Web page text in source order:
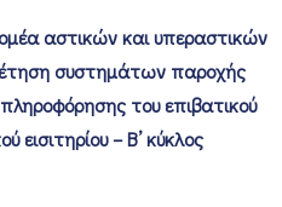
αστικών και υπεραστικών
συστημάτων παροχής
του επιβατικού
εισιτηρίου – Β’ κύκλος